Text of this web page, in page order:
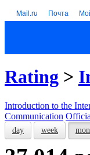
Mail.ru Почта
Rating >
Introduction to the
Communication
day week